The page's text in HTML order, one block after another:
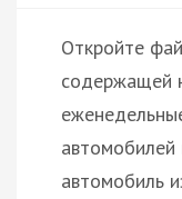
Откройте
содержащей
автомобилей
автомобиль